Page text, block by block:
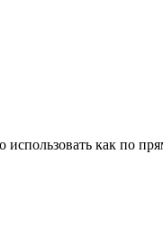
как по